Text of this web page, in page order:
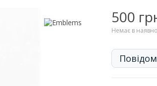
500
Немає в